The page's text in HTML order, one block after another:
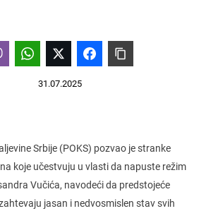
31.07.2025
Srbije (POKS) pozvao je stranke
koje učestvuju u vlasti da napuste režim
Vučića, navodeći da predstojeće
jasan i nedvosmislen stav svih